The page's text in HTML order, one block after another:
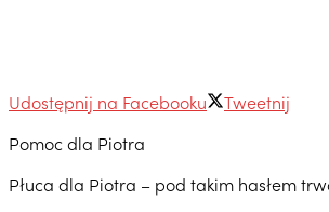
Udostępnij na Facebooku
Tweetnij
Pomoc dla Piotra
Płuca dla Piotra – pod takim hasłem